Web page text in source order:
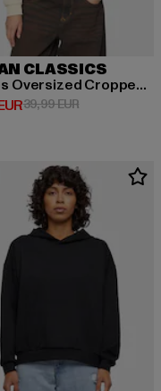
CLASSICS
Ladies Oversized Cropped Light Terry
Preis: 17,50 EUR
39,99 EURAktionspreis: